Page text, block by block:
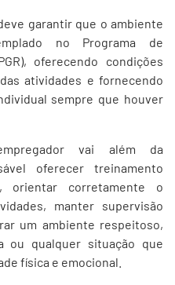
garantir que o ambiente
no Programa de
oferecendo condições
atividades e fornecendo
sempre que houver
vai além da
oferecer treinamento
orientar corretamente o
manter supervisão
um ambiente respeitoso,
ou qualquer situação que
física e emocional.